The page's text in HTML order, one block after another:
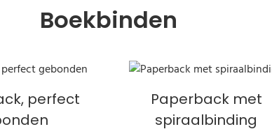
Boekbinden
perfect
Paperback met
spiraalbinding